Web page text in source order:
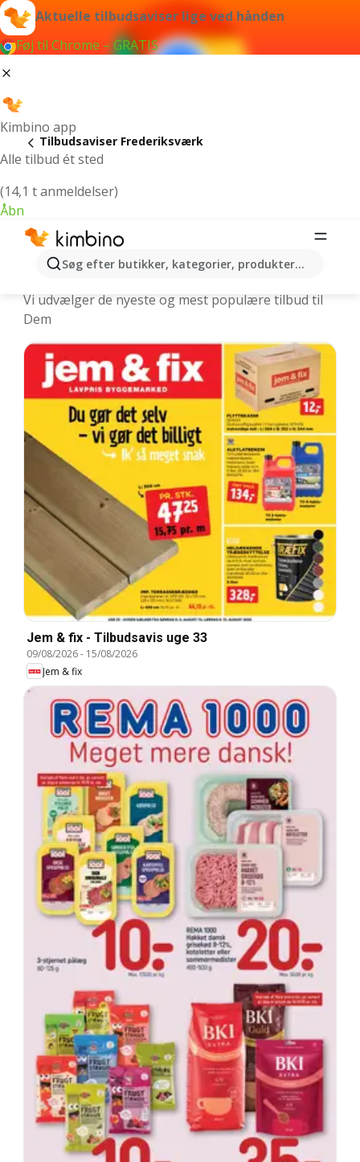
Aktuelle tilbudsaviser lige ved hånden
Føj til Chrome – GRATIS
Kimbino app
Alle tilbud ét sted
(14,1 t anmeldelser)
Åbn
Søg efter butikker, kategorier, produkter...
Tilbudsaviser Frederiksværk
Frederiksværk | Nyeste tilbudsaviser
Vi udvælger de nyeste og mest populære tilbud til
Dem
Jem & fix - Tilbudsavis uge 33
09/08/2026- 15/08/2026
Jem & fix